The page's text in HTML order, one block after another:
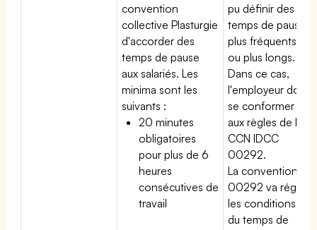
convention
collective Plasturgie
d'accorder des
temps de pause
aux salariés. Les
minima sont les
suivants :
20 minutes
obligatoires
pour plus de 6
heures
consécutives de
travail
pu définir des
temps de pause
plus fréquents
ou plus longs.
Dans ce cas,
l'employeur doit
se conformer
aux règles de la
CCN IDCC
00292.
La convention
00292 va régir
les conditions
du temps de